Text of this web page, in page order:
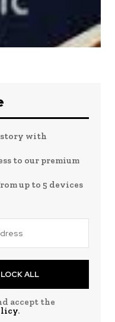
story with
to our premium
up to 5 devices
ALL
accept the
.